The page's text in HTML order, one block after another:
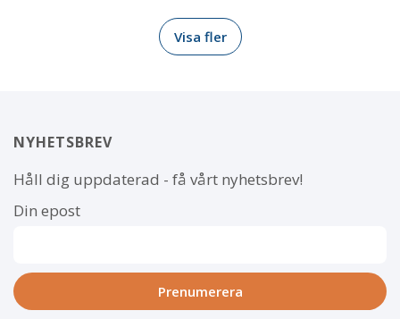
Visa fler
NYHETSBREV
Håll dig uppdaterad - få vårt nyhetsbrev!
Din epost